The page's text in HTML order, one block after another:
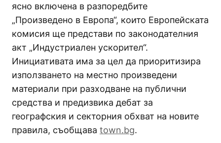
ясно включена в разпоредбите
„Произведено в Европа“, които Европейската
комисия ще представи по законодателния
акт „Индустриален ускорител“.
Инициативата има за цел да приоритизира
използването на местно произведени
материали при разходване на публични
средства и предизвика дебат за
географския и секторния обхват на новите
правила, съобщава town.bg.